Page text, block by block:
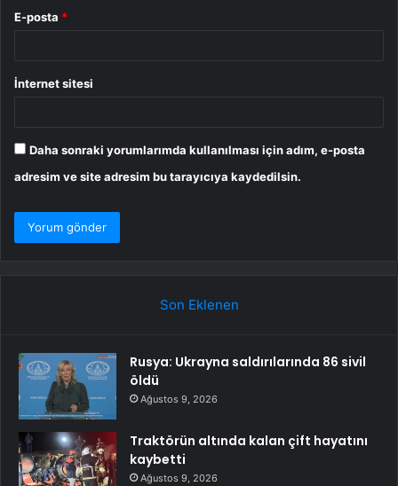
E-posta *
İnternet sitesi
Daha sonraki yorumlarımda kullanılması için adım, e-posta
adresim ve site adresim bu tarayıcıya kaydedilsin.
Son Eklenen
Rusya: Ukrayna saldırılarında 86 sivil
öldü
Ağustos 9, 2026
Traktörün altında kalan çift hayatını
kaybetti
Ağustos 9, 2026